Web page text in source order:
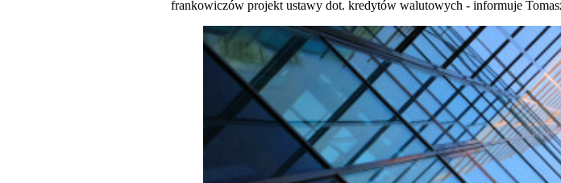
frankowiczów projekt ustawy dot. kredytów walutowych - informuje